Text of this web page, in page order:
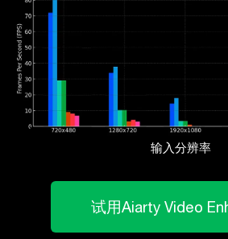
输入分辨率
试用Aiarty Video